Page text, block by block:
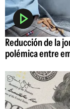
Reducción de la
polémica entre